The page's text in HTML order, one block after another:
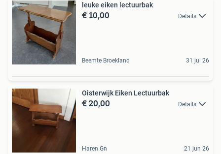
leuke eiken lectuurbak
€ 10,00 Details
Beemte Broekland 31 jul 26
Oisterwijk Eiken Lectuurbak
€ 20,00 Details
Haren Gn 21 jun 26